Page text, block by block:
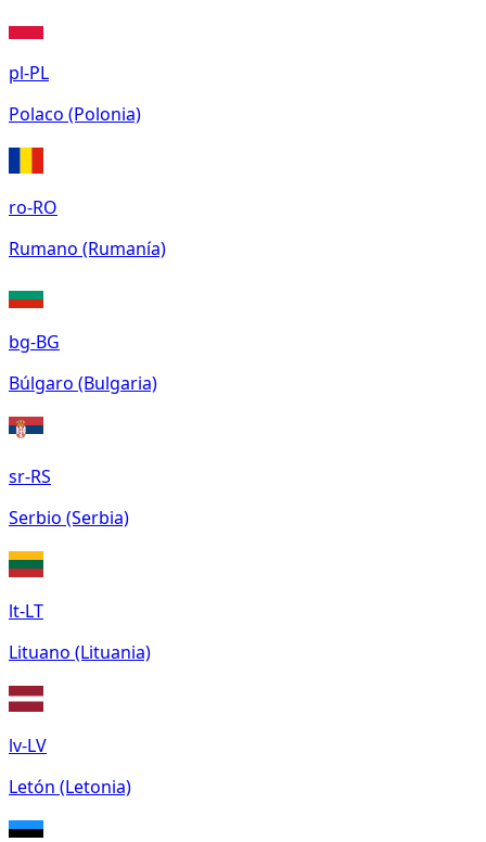
pl-PL
Polaco (Polonia)
ro-RO
Rumano (Rumanía)
bg-BG
Búlgaro (Bulgaria)
sr-RS
Serbio (Serbia)
lt-LT
Lituano (Lituania)
lv-LV
Letón (Letonia)